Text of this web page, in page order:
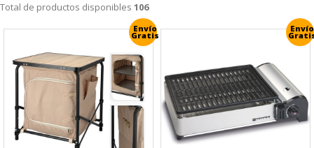
Total de productos disponibles 106
Envío
Gratis
Envío